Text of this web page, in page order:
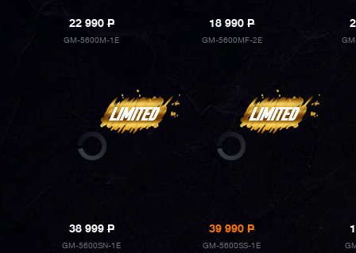
22 990P
GM-5600M-1E
18 990P
GM-5600MF-2E
38 999P
GM-5600SN-1E
39 990P
GM-5600SS-1E